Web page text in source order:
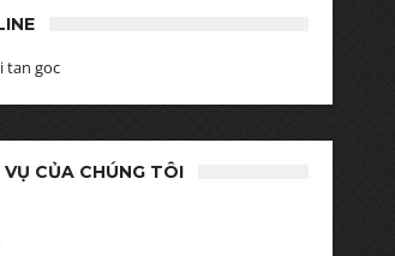
VỤ CỦA CHÚNG TÔI